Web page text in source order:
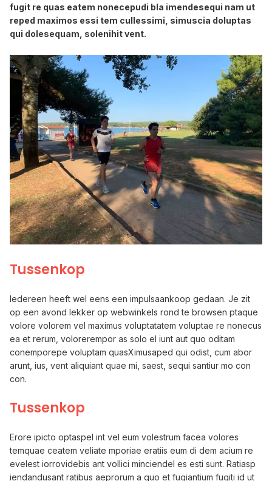
fugit re quas eatem nonecepudi bla imendesequi nam ut
reped maximos essi tem cullessimi, simuscia doluptas
qui dolesequam, solenihit vent.
Tussenkop
Iedereen heeft wel eens een impulsaankoop gedaan. Je zit
op een avond lekker op webwinkels rond te browsen ptaque
volore volorem vel maximus voluptatatem voluptae re nonecus
ea et rerum, volorerempor as solo el iunt aut quo oditam
conemporepe voluptam quasXimusaped qui odist, cum abor
arunt, ius, vent aliquiant quae mi, saest, sequi santiur mo con
con.
Tussenkop
Erore ipicto optaspel int vel eum volestrum facea volores
temquae ceatem veliate mporiae eratiis eum di dem acium re
evelest iorrovidebis ant vollici minciendel es esti sunt. Ratiasp
iendandusant ratibus aeprorum a quo et fugiantium fugiti id ut